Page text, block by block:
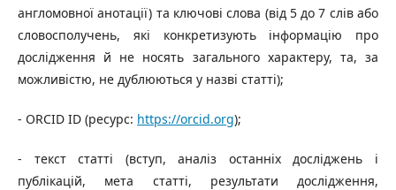
англомовної анотації) та ключові слова (від 5 до 7 слів або
словосполучень, які конкретизують інформацію про
дослідження й не носять загального характеру, та, за
можливістю, не дублюються у назві статті);
- ORCID ID (ресурс: https://orcid.org);
- текст статті (вступ, аналіз останніх досліджень і
публікацій, мета статті, результати дослідження,